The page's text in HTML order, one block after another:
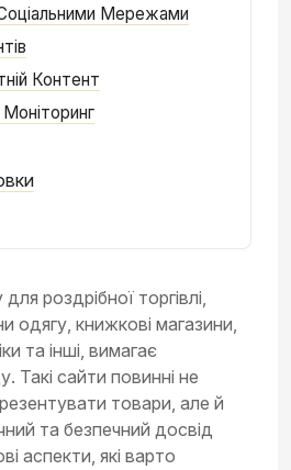
Соціальними Мережами
Контент
Моніторинг
роздрібної торгівлі,
одягу, книжкові магазини,
та інші, вимагає
Такі сайти повинні не
товари, але й
та безпечний досвід
аспекти, які варто